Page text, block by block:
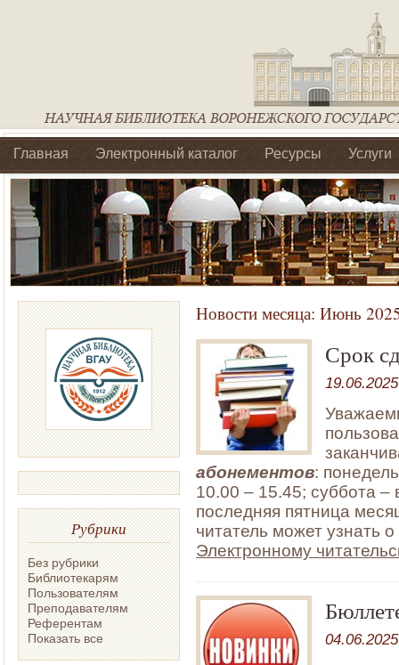
Главная Электронный каталог Ресурсы Услуги
Библиотеки регионального отделения Ассоциации
Рубрики
Без рубрики
Библиотекарям
Пользователям
Преподавателям
Референтам
Показать все
Новости месяца: Июнь
Срок
19.06.2025
абонементов:
10.00 – 15.45; суббота –
последняя пятница
читатель может узнать
Электронному
04.06.2025